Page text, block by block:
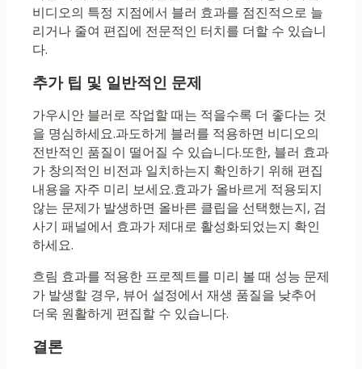
비디오의 특정 지점에서 블러 효과를 점진적으로 늘
리거나 줄여 편집에 전문적인 터치를 더할 수 있습니
다.
추가 팁 및 일반적인 문제
가우시안 블러로 작업할 때는 적을수록 더 좋다는 것
을 명심하세요.과도하게 블러를 적용하면 비디오의
전반적인 품질이 떨어질 수 있습니다.또한, 블러 효과
가 창의적인 비전과 일치하는지 확인하기 위해 편집
내용을 자주 미리 보세요.효과가 올바르게 적용되지
않는 문제가 발생하면 올바른 클립을 선택했는지, 검
사기 패널에서 효과가 제대로 활성화되었는지 확인
하세요.
흐림 효과를 적용한 프로젝트를 미리 볼 때 성능 문제
가 발생할 경우, 뷰어 설정에서 재생 품질을 낮추어
더욱 원활하게 편집할 수 있습니다.
결론